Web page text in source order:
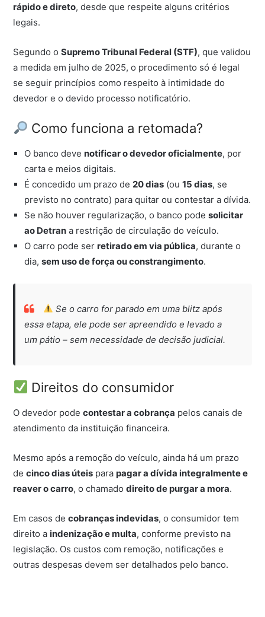
rápido e direto, desde que respeite alguns critérios
legais.
Segundo oSupremo Tribunal Federal (STF), que validou
a medida em julho de 2025, o procedimento só é legal
se seguir princípios como respeito à intimidade do
devedor e o devido processo notificatório.
Como funciona a retomada?
O banco deve notificar o devedor oficialmente, por
carta e meios digitais.
É concedido um prazo de20 dias (ou15 dias, se
previsto no contrato) para quitar ou contestar a dívida.
Se não houver regularização, o banco podesolicitar
ao Detran a restrição de circulação do veículo.
O carro pode ser retirado em via pública, durante o
dia,sem uso de força ou constrangimento.
Se o carro for parado em uma blitz após
essa etapa, ele pode ser apreendido e levado a
um pátio – sem necessidade de decisão judicial.
Direitos do consumidor
O devedor podecontestar a cobrança pelos canais de
atendimento da instituição financeira.
Mesmo após a remoção do veículo, ainda há um prazo
decinco dias úteis para pagar a dívida integralmente e
reaver o carro, o chamadodireito de purgar a mora.
Em casos decobranças indevidas, o consumidor tem
direito a indenização e multa, conforme previsto na
legislação. Os custos com remoção, notificações e
outras despesas devem ser detalhados pelo banco.